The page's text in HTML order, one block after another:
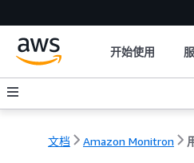
开始使用
文档 Amazon Monitron